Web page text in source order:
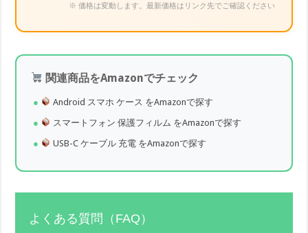
※ 価格は変動します。最新価格はリンク先でご確認ください
関連商品をAmazonでチェック
Android スマホ ケース をAmazonで探す
スマートフォン 保護フィルム をAmazonで探す
USB-C ケーブル 充電 をAmazonで探す
よくある質問（FAQ）